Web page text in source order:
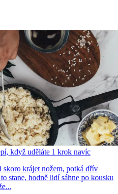
když uděláte 1 krok navíc
skoro krájet nožem, potká dřív
stane, hodně lidí sáhne po kousku